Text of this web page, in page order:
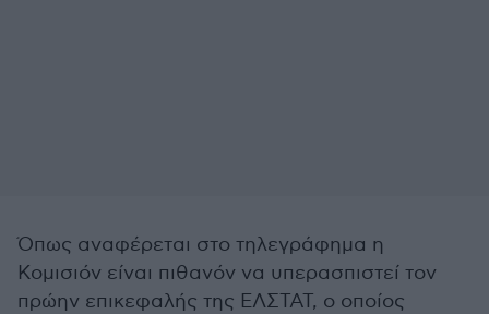
Όπως αναφέρεται στο τηλεγράφημα η
Κομισιόν είναι πιθανόν να υπερασπιστεί τον
πρώην επικεφαλής της ΕΛΣΤΑΤ, ο οποίος